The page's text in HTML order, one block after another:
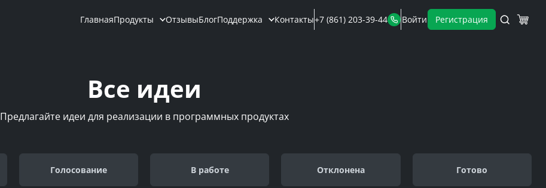
ГлавнаяПродукты ОтзывыБлогПоддержка Контакты+7 (861) 203-39-44 Войти Регистрация
Все идеи
Предлагайте идеи для реализации в программных продуктах
Голосование В работе Отклонена Готово